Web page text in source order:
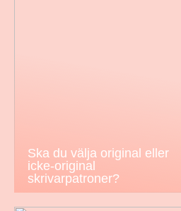
Ska du välja original eller
icke-original
skrivarpatroner?